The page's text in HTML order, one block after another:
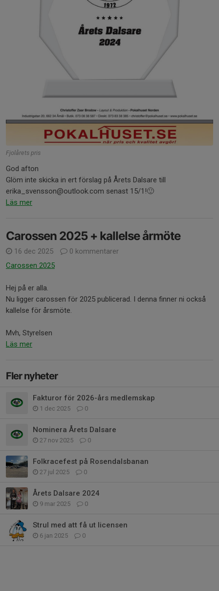
Fjolårets pris
God afton
Glöm inte skicka in ert förslag på Årets Dalsare till
erika_svensson@outlook.com senast 15/1!🙂
Läs mer
Carossen 2025 + kallelse årmöte
16 dec 2025
0 kommentarer
Carossen 2025
Hej på er alla.
Nu ligger carossen för 2025 publicerad. I denna finner ni också
kallelse för årsmöte.
Mvh, Styrelsen
Läs mer
Fler nyheter
Fakturor för 2026-års medlemskap
1 dec 2025 0
Nominera Årets Dalsare
27 nov 2025 0
Folkracefest på Rosendalsbanan
27 jul 2025 0
Årets Dalsare 2024
9 mar 2025 0
Strul med att få ut licensen
6 jan 2025 0